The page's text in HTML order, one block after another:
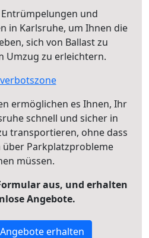
und
in Karlsruhe, um Ihnen die
sich von Ballast zu
Umzug zu erleichtern.
ermöglichen es Ihnen, Ihr
schnell und sicher in
transportieren, ohne dass
über Parkplatzprobleme
müssen.
aus, und erhalten
Angebote.
erhalten